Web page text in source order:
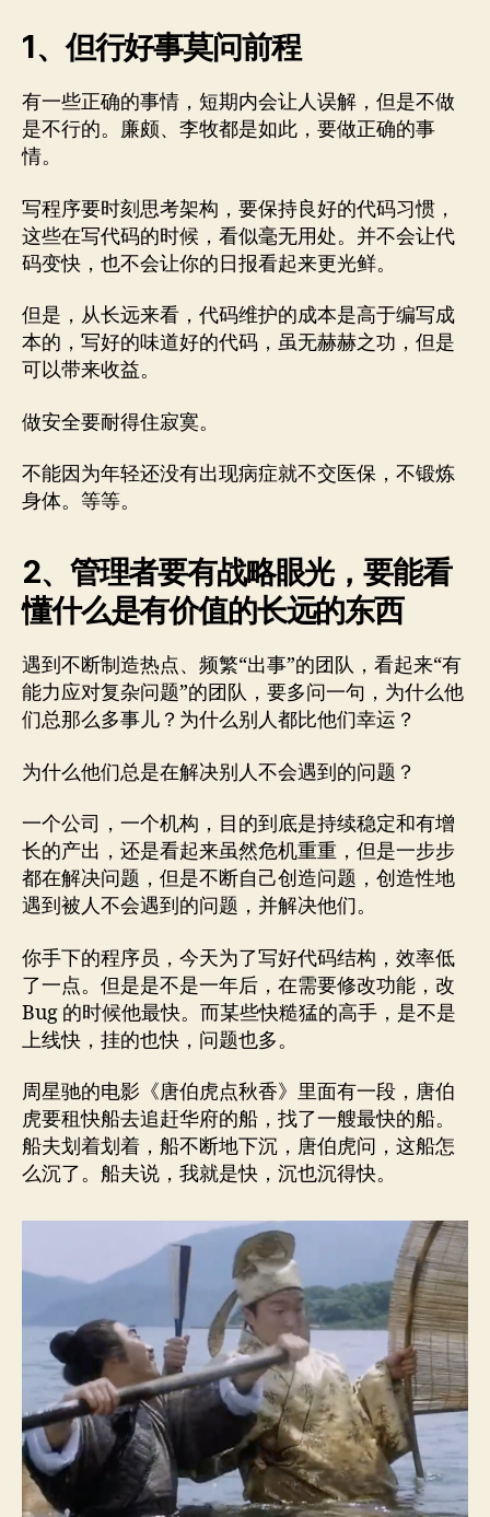
1、但行好事莫问前程
有一些正确的事情，短期内会让人误解，但是不做
是不行的。廉颇、李牧都是如此，要做正确的事
情。
写程序要时刻思考架构，要保持良好的代码习惯，
这些在写代码的时候，看似毫无用处。并不会让代
码变快，也不会让你的日报看起来更光鲜。
但是，从长远来看，代码维护的成本是高于编写成
本的，写好的味道好的代码，虽无赫赫之功，但是
可以带来收益。
做安全要耐得住寂寞。
不能因为年轻还没有出现病症就不交医保，不锻炼
身体。等等。
2、管理者要有战略眼光，要能看
懂什么是有价值的长远的东西
遇到不断制造热点、频繁“出事”的团队，看起来“有
能力应对复杂问题”的团队，要多问一句，为什么他
们总那么多事儿？为什么别人都比他们幸运？
为什么他们总是在解决别人不会遇到的问题？
一个公司，一个机构，目的到底是持续稳定和有增
长的产出，还是看起来虽然危机重重，但是一步步
都在解决问题，但是不断自己创造问题，创造性地
遇到被人不会遇到的问题，并解决他们。
你手下的程序员，今天为了写好代码结构，效率低
了一点。但是是不是一年后，在需要修改功能，改
Bug 的时候他最快。而某些快糙猛的高手，是不是
上线快，挂的也快，问题也多。
周星驰的电影《唐伯虎点秋香》里面有一段，唐伯
虎要租快船去追赶华府的船，找了一艘最快的船。
船夫划着划着，船不断地下沉，唐伯虎问，这船怎
么沉了。船夫说，我就是快，沉也沉得快。